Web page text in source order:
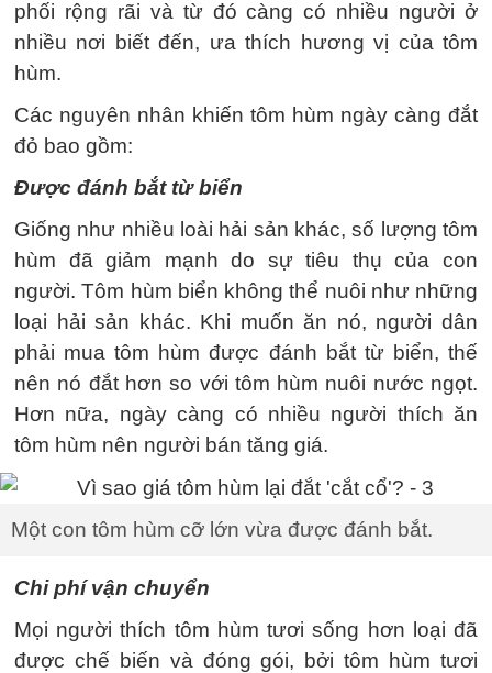
phối rộng rãi và từ đó càng có nhiều người ở
nhiều nơi biết đến, ưa thích hương vị của tôm
hùm.
Các nguyên nhân khiến tôm hùm ngày càng đắt
đỏ bao gồm:
Được đánh bắt từ biển
Giống như nhiều loài hải sản khác, số lượng tôm
hùm đã giảm mạnh do sự tiêu thụ của con
người. Tôm hùm biển không thể nuôi như những
loại hải sản khác. Khi muốn ăn nó, người dân
phải mua tôm hùm được đánh bắt từ biển, thế
nên nó đắt hơn so với tôm hùm nuôi nước ngọt.
Hơn nữa, ngày càng có nhiều người thích ăn
tôm hùm nên người bán tăng giá.
Một con tôm hùm cỡ lớn vừa được đánh bắt.
Chi phí vận chuyển
Mọi người thích tôm hùm tươi sống hơn loại đã
được chế biến và đóng gói, bởi tôm hùm tươi